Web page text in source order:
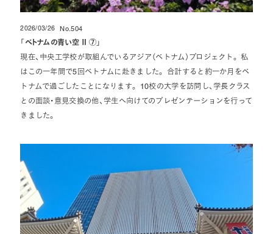
「 ベトナムの青い空 Ⅱ ⑦ 」
現在、中央工学校が取組んでいるアジア（ベトナム）プロジェクト。 私
はこの一年間で5回ベトナムに赴きました。 合計すると約一か月をベ
トナムで過ごしたことになります。 10校の大学を訪問し、学長クラス
との面談・意見交換の他、学生へ向けてのプレゼンテーションを行って
きました。
2026/03/26 No.504